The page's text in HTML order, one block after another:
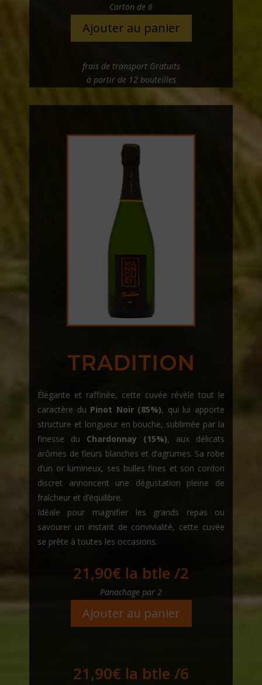
Carton de 6
Ajouter au panier
frais de transport Gratuits
à partir de 12 bouteilles
TRADITION
Élégante et raffinée, cette cuvée révèle tout le
caractère du Pinot Noir (85%), qui lui apporte
structure et longueur en bouche, sublimée par la
finesse du Chardonnay (15%), aux délicats
arômes de fleurs blanches et d’agrumes. Sa robe
d’un or lumineux, ses bulles fines et son cordon
discret annoncent une dégustation pleine de
fraîcheur et d’équilibre.
Idéale pour magnifier les grands repas ou
savourer un instant de convivialité, cette cuvée
se prête à toutes les occasions.
21,90€ la btle /2
Panachage par 2
Ajouter au panier
21,90€ la btle /6